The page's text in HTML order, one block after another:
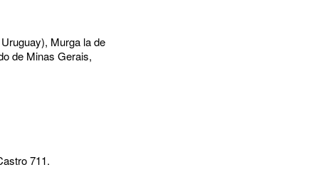
Murga la de
de Minas Gerais,
711.